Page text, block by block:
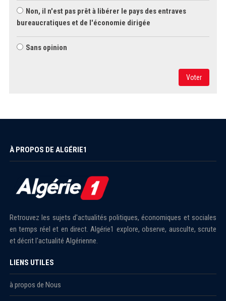
Non, il n'est pas prêt à libérer le pays des entraves
bureaucratiques et de l'économie dirigée
Sans opinion
Voter
À PROPOS DE ALGÉRIE1
Retrouvez les sujets d'actualités politiques, économiques et sociales
en temps réel et en direct. Algérie1 explore, observe, ausculte, scrute
et décrit l'actualité Algérienne.
LIENS UTILES
à propos de Nous